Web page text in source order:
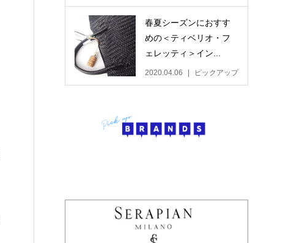
春夏シーズンにおすす
めの＜ティベリオ・フ
ェレッティ＞イン...
2020.04.06 ピックアップ